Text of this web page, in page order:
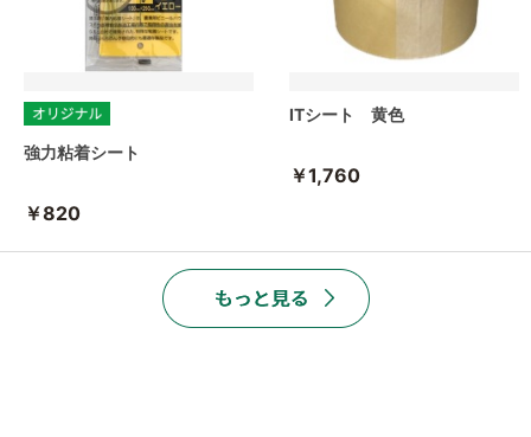
強力粘着シート
￥820
ITシート 黄色
￥1,760